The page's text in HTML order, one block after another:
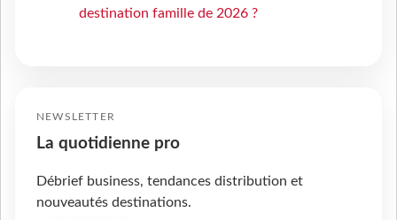
destination famille de 2026 ?
NEWSLETTER
La quotidienne pro
Débrief business, tendances distribution et
nouveautés destinations.